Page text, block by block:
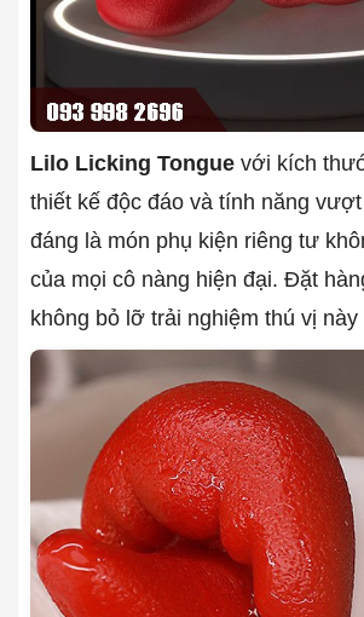
Lilo Licking Tongue với kích
thiết kế độc đáo và tính năng
đáng là món phụ kiện riêng tư
của mọi cô nàng hiện đại. Đặt
không bỏ lỡ trải nghiệm thú vị này